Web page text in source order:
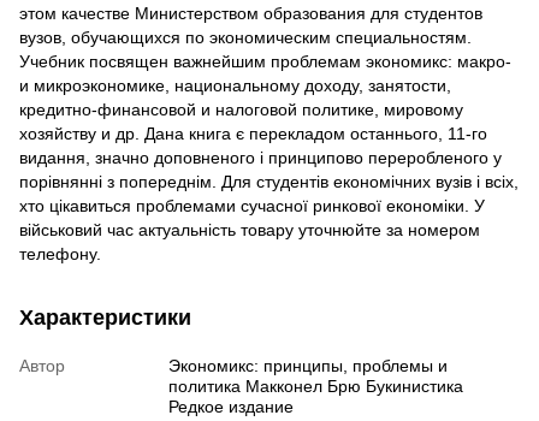
этом качестве Министерством образования для студентов
вузов, обучающихся по экономическим специальностям.
Учебник посвящен важнейшим проблемам экономикс: макро-
и микроэкономике, национальному доходу, занятости,
кредитно-финансовой и налоговой политике, мировому
хозяйству и др. Дана книга є перекладом останнього, 11-го
видання, значно доповненого і принципово переробленого у
порівнянні з попереднім. Для студентів економічних вузів і всіх,
хто цікавиться проблемами сучасної ринкової економіки. У
військовий час актуальність товару уточнюйте за номером
телефону.
Характеристики
Автор
Экономикс: принципы, проблемы и
политика Макконел Брю Букинистика
Редкое издание